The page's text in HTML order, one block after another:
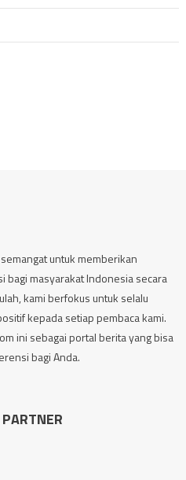
untuk memberikan
bagi masyarakat Indonesia secara
kami berfokus untuk selalu
kepada setiap pembaca kami.
ini sebagai portal berita yang bisa
bagi Anda.